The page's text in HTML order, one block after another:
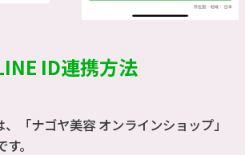
ID連携方法
「ナゴヤ美容 オンラインショップ」
。